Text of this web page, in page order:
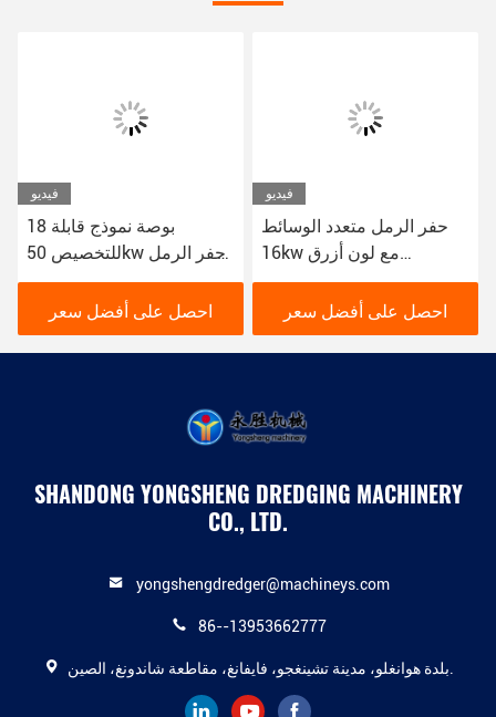
فيديو
18 بوصة نموذج قابلة
للتخصيص 50kw حفر الرمل
لاحتياجات استخراج الرمل
الخاصة بك
احصل على أفضل سعر
فيديو
حفر الرمل متعدد الوسائط
16kw مع لون أزرق
للاحتياجات المختلفة
لاستخراج الرمل
احصل على أفضل سعر
SHANDONG YONGSHENG DREDGING MACHINERY
CO., LTD.
yongshengdredger@machineys.com
86--13953662777
بلدة هوانغلو، مدينة تشينغجو، فايفانغ، مقاطعة شاندونغ، الصين.